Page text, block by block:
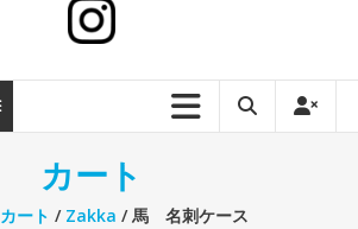
カート
カート / Zakka / 馬 名刺ケース